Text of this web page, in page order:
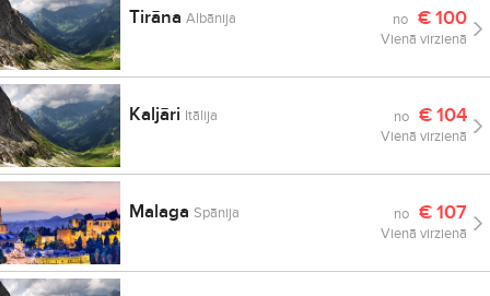
TirānaAlbānija no €100
Vienā virzienā
Kaljāri Itālija no €104
Vienā virzienā
MalagaSpānija no €107
Vienā virzienā